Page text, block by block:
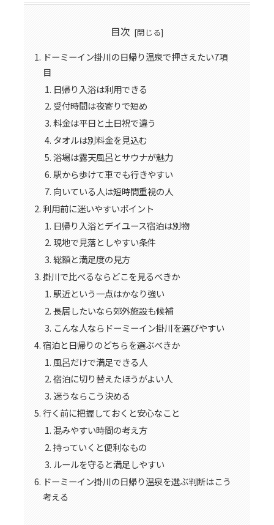
目次
ドーミーイン掛川の日帰り温泉で押さえたい7項
目
日帰り入浴は利用できる
受付時間は夜寄りで短め
料金は平日と土日祝で違う
タオルは別料金を見込む
浴場は露天風呂とサウナが魅力
駅から歩けて車でも行きやすい
向いている人は短時間重視の人
利用前に迷いやすいポイント
日帰り入浴とデイユース宿泊は別物
現地で見落としやすい条件
総額と満足度の見方
掛川で比べるならどこを見るべきか
駅近という一点はかなり強い
長居したいなら郊外施設も候補
こんな人ならドーミーイン掛川を選びやすい
宿泊と日帰りのどちらを選ぶべきか
風呂だけで満足できる人
宿泊に切り替えたほうがよい人
迷うならこう決める
行く前に把握しておくと安心なこと
混みやすい時間の考え方
持っていくと便利なもの
ルールを守ると満足しやすい
ドーミーイン掛川の日帰り温泉を選ぶ判断はこう
考える